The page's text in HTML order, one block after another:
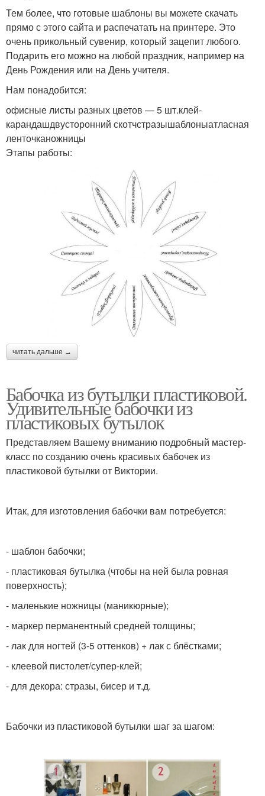
Тем более, что готовые шаблоны вы можете скачать
прямо с этого сайта и распечатать на принтере. Это
очень прикольный сувенир, который зацепит любого.
Подарить его можно на любой праздник, например на
День Рождения или на День учителя.
Нам понадобится:
офисные листы разных цветов — 5 шт.клей-
карандашдвусторонний скотчстразышаблоныатласная
ленточканожницы
Этапы работы:
читать дальше →
Бабочка из бутылки пластиковой.
Удивительные бабочки из
пластиковых бутылок
Представляем Вашему вниманию подробный мастер-
класс по созданию очень красивых бабочек из
пластиковой бутылки от Виктории.
Итак, для изготовления бабочки вам потребуется:
- шаблон бабочки;
- пластиковая бутылка (чтобы на ней была ровная
поверхность);
- маленькие ножницы (маникюрные);
- маркер перманентный средней толщины;
- лак для ногтей (3-5 оттенков) + лак с блёстками;
- клеевой пистолет/супер-клей;
- для декора: стразы, бисер и т.д.
Бабочки из пластиковой бутылки шаг за шагом: